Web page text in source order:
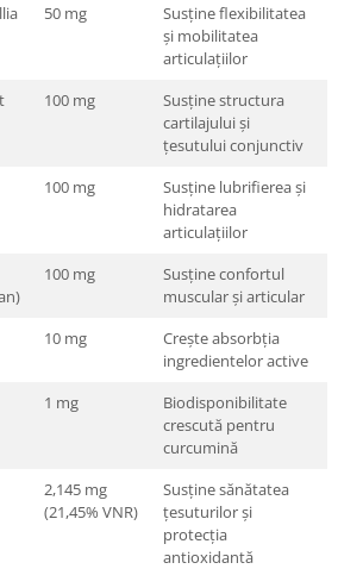
50 mg
Susține flexibilitatea
și mobilitatea
articulațiilor
100 mg
Susține structura
cartilajului și
țesutului conjunctiv
100 mg
Susține lubrifierea și
hidratarea
articulațiilor
100 mg
Susține confortul
muscular și articular
10 mg
Crește absorbția
ingredientelor active
1 mg
Biodisponibilitate
crescută pentru
curcumină
2,145 mg
(21,45% VNR)
Susține sănătatea
țesuturilor și
protecția
antioxidantă